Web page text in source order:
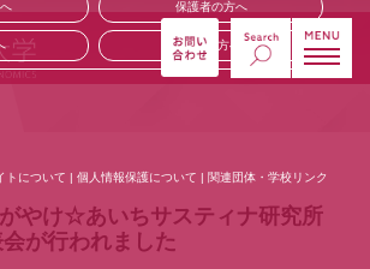
保護者の方へ
企業の方へ
トについて | 個人情報保護について | 関連団体・学校リンク
がやけ☆あいちサスティナ研究所
が行われました